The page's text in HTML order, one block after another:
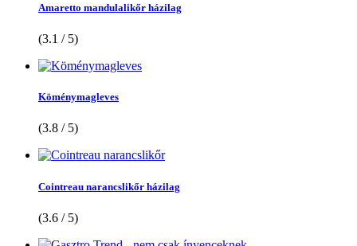
Amaretto mandulalikőr házilag
(3.1 / 5)
Köménymagleves
(3.8 / 5)
Cointreau narancslikőr házilag
(3.6 / 5)